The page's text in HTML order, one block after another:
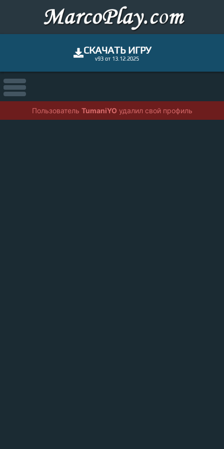
СКАЧАТЬ ИГРУ
v93 от 13.12.2025
Пользователь TumaniYO удалил свой профиль